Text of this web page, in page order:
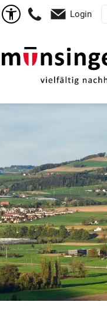
Login